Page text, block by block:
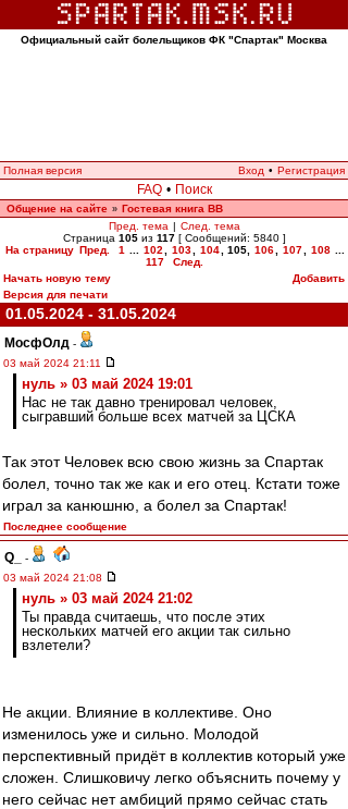
Официальный сайт болельщиков ФК "Спартак" Москва
Полная версия Вход • Регистрация
FAQ • Поиск
Общение на сайте » Гостевая книга ВВ
Пред. тема | След. тема
Страница 105из 117[ Сообщений: 5840 ]
На страницу Пред. 1 102 103 104 105, 106 107 108
117
След.
Начать новую тему
Добавить
Версия для печати
01.05.2024 - 31.05.2024
МосфОлд -
03 май 2024 21:11
нуль » 03 май 2024 19:01
Нас не так давно тренировал человек,
сыгравший больше всех матчей за ЦСКА
Так этот Человек всю свою жизнь за Спартак
болел, точно так же как и его отец. Кстати тоже
играл за канюшню, а болел за Спартак!
Последнее сообщение
Q_
-
03 май 2024 21:08
нуль » 03 май 2024 21:02
Ты правда считаешь, что после этих
нескольких матчей его акции так сильно
взлетели?
Не акции. Влияние в коллективе. Оно
изменилось уже и сильно. Молодой
перспективный придёт в коллектив который уже
сложен. Слишковичу легко объяснить почему у
него сейчас нет амбиций прямо сейчас стать